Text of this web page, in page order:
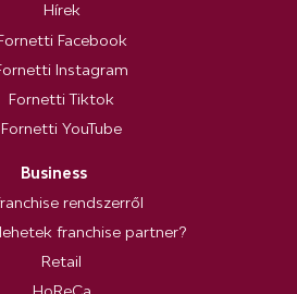
Hírek
Facebook
Instagram
Fornetti Tiktok
Fornetti YouTube
Business
rendszerről
franchise partner?
Retail